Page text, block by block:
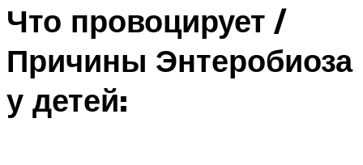
Что провоцирует /
Причины Энтеробиоза
у детей: